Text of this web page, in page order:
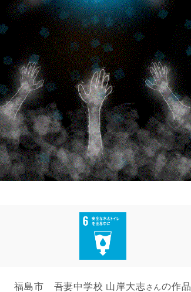
福島市 吾妻中学校 山岸大志さんの作品